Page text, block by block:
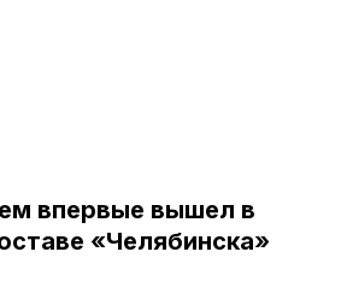
впервые вышел в
«Челябинска»